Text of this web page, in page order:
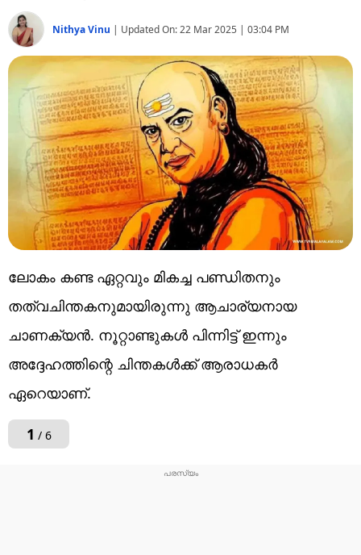
Web Story
Photo
Short Videos
Nithya Vinu | Updated On:22 Mar 2025 | 03:04 PM
ലോകം കണ്ട ഏറ്റവും മികച്ച പണ്ഡിതനും
തത്വചിന്തകനുമായിരുന്നു ആചാര്യനായ
ചാണക്യൻ. നൂറ്റാണ്ടുകൾ പിന്നിട്ട് ഇന്നും
അദ്ദേഹത്തിന്റെ ചിന്തകൾക്ക് ആരാധകർ
ഏറെയാണ്.
1 / 6